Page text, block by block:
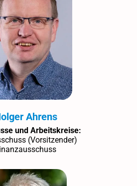
Ahrens
und Arbeitskreise:
(Vorsitzender)